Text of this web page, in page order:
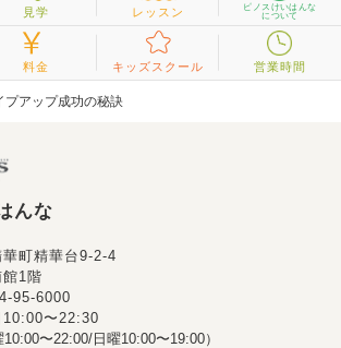
見学 レッスン
ピノスけいはんな
について
料金 キッズスクール 営業時間
プアップ成功の秘訣
んな
町精華台9-2-4
1階
95-6000
10:00〜22:30
10:00〜22:00/日曜10:00〜19:00）